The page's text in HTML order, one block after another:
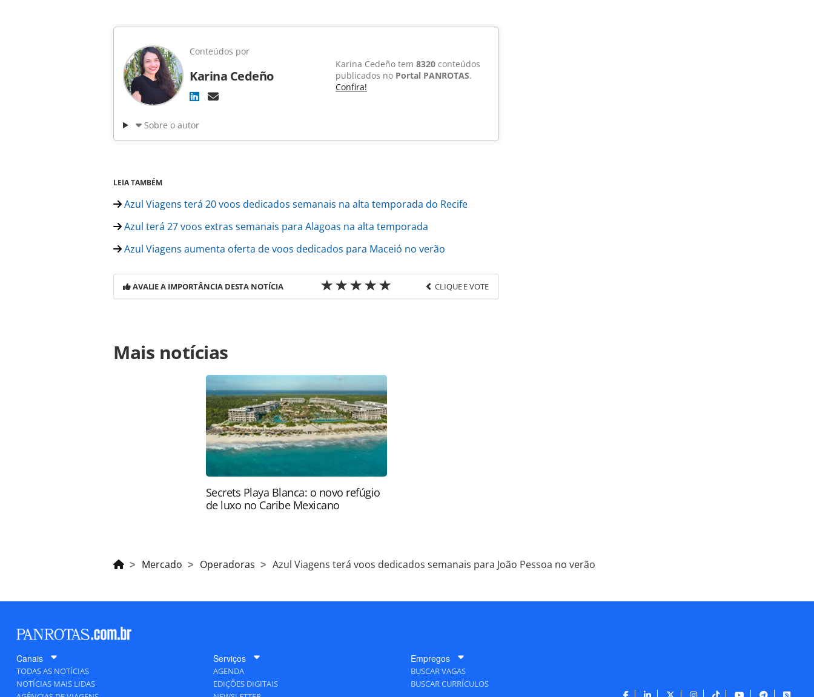
Conteúdos por
Karina Cedeño
Karina Cedeño tem 8320 conteúdos
publicados no Portal PANROTAS.
Confira!
Sobre o autor
LEIA TAMBÉM
Azul Viagens terá 20 voos dedicados semanais na alta temporada do Recife
Azul terá 27 voos extras semanais para Alagoas na alta temporada
Azul Viagens aumenta oferta de voos dedicados para Maceió no verão
AVALIE A IMPORTÂNCIA DESTA NOTÍCIA CLIQUE E VOTE
https://www.panrotas.com.br/mercado/operadoras/2023/07/azul-viagens-tera-voos-
dedicados-semanais-para-joao-pessoa-no-verao_198419.html ou as ferramentas
oferecidas na página. Todo o conteúdo produzido pela PANROTAS Editora é protegido
pela legislação brasileira sobre direito autoral. Não reproduza o conteúdo sem
autorização da PANROTAS Editora (copyright@panrotas.com.br).
Mais notícias
Secrets Playa Blanca: o novo refúgio
de luxo no Caribe Mexicano
Mercado Operadoras Azul Viagens terá voos dedicados semanais para João Pessoa no verão
Canais
TODAS AS NOTÍCIAS
NOTÍCIAS MAIS LIDAS
Serviços
AGENDA
EDIÇÕES DIGITAIS
Empregos
BUSCAR VAGAS
BUSCAR CURRÍCULOS